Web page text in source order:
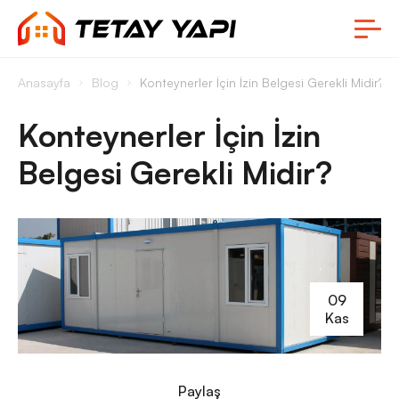
Anasayfa Blog Konteynerler İçin İzin Belgesi Gerekli Midir?
Konteynerler İçin İzin
Belgesi Gerekli Midir?
09
Kas
Paylaş